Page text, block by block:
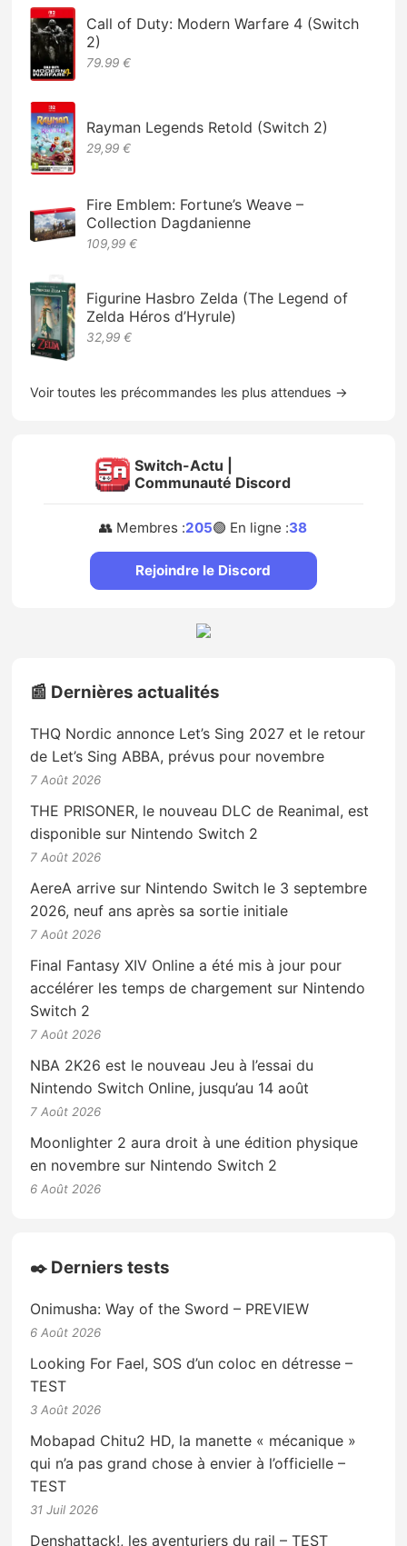
Call of Duty: Modern Warfare 4 (Switch
2)
79.99 €
Rayman Legends Retold (Switch 2)
29,99 €
Fire Emblem: Fortune’s Weave –
Collection Dagdanienne
109,99 €
Figurine Hasbro Zelda (The Legend of
Zelda Héros d’Hyrule)
32,99 €
Voir toutes les précommandes les plus attendues →
Switch-Actu |
Communauté Discord
👥 Membres :205🟢 En ligne :38
Rejoindre le Discord
📰 Dernières actualités
THQ Nordic annonce Let’s Sing 2027 et le retour
de Let’s Sing ABBA, prévus pour novembre
7 Août 2026
THE PRISONER, le nouveau DLC de Reanimal, est
disponible sur Nintendo Switch 2
7 Août 2026
AereA arrive sur Nintendo Switch le 3 septembre
2026, neuf ans après sa sortie initiale
7 Août 2026
Final Fantasy XIV Online a été mis à jour pour
accélérer les temps de chargement sur Nintendo
Switch 2
7 Août 2026
NBA 2K26 est le nouveau Jeu à l’essai du
Nintendo Switch Online, jusqu’au 14 août
7 Août 2026
Moonlighter 2 aura droit à une édition physique
en novembre sur Nintendo Switch 2
6 Août 2026
✒️ Derniers tests
Onimusha: Way of the Sword – PREVIEW
6 Août 2026
Looking For Fael, SOS d’un coloc en détresse –
TEST
3 Août 2026
Mobapad Chitu2 HD, la manette « mécanique »
qui n’a pas grand chose à envier à l’officielle –
TEST
31 Juil 2026
Denshattack!, les aventuriers du rail – TEST